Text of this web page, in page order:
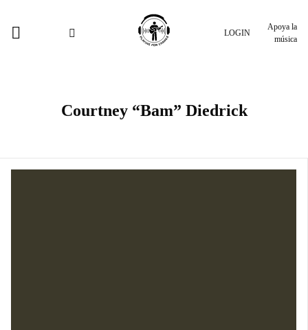
LOGIN
Apoya la
música
Courtney “Bam” Diedrick